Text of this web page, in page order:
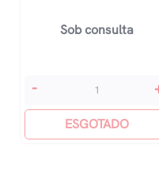
Sob consulta
O
quantidade
-
ESGOTADO